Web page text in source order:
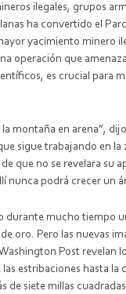
ilegales, grupos
ha convertido el
yacimiento minero
operación que
es crucial para
montaña en arena”,
sigue trabajando en la
que no se revelara su
nunca podrá crecer un
durante mucho tiempo
oro. Pero las nuevas
Post revelan
las estribaciones hasta la
de siete millas